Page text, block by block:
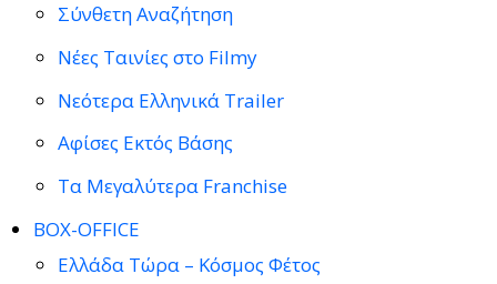
Σύνθετη Αναζήτηση
Νέες Ταινίες στο Filmy
Νεότερα Ελληνικά Trailer
Αφίσες Εκτός Βάσης
Τα Μεγαλύτερα Franchise
BOX-OFFICE
Ελλάδα Τώρα – Κόσμος Φέτος